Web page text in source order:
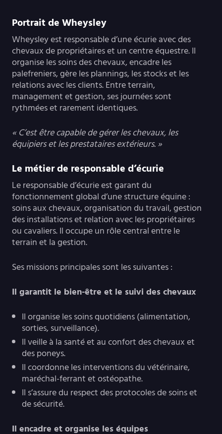
Portrait de Wheysley
Wheysley est responsable d’une écurie avec des
chevaux de propriétaires et un centre équestre. Il
organise les soins des chevaux, encadre les
palefreniers, gère les plannings, les stocks et les
relations avec les clients. Entre terrain,
management et gestion, ses journées sont
rythmées et rarement identiques.
« C’est être capable de gérer les chevaux, les
équipiers et les prestataires extérieurs. »
Le métier de responsable d’écurie
Le responsable d’écurie est garant du
fonctionnement global d’une structure équine :
soins aux chevaux, organisation du travail, gestion
des installations et relation avec les propriétaires
ou cavaliers. Il occupe un rôle central entre le
terrain et la gestion.
Ses missions principales sont les suivantes :
Il garantit le bien-être et le suivi des chevaux
Il organise les soins quotidiens (alimentation,
sorties, surveillance).
Il veille à la santé et au confort des chevaux et
des poneys.
Il coordonne les interventions du vétérinaire,
maréchal-ferrant et ostéopathe.
Il s’assure du respect des protocoles de soins et
de sécurité.
Il encadre et organise les équipes